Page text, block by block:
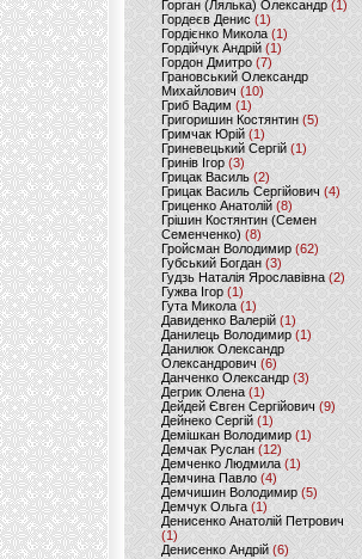
Горган (Лялька) Олександр(1)
Гордеєв Денис (1)
Гордієнко Микола (1)
Гордійчук Андрій (1)
Гордон Дмитро (7)
Грановський Олександр
Михайлович (10)
Гриб Вадим (1)
Григоришин Костянтин (5)
Гримчак Юрій(1)
Гриневецький Сергій(1)
Гринів Ігор (3)
Грицак Василь (2)
Грицак Василь Сергійович (4)
Гриценко Анатолій (8)
Грішин Костянтин (Семен
Семенченко)(8)
Гройсман Володимир(62)
Губський Богдан (3)
Гудзь Наталія Ярославівна(2)
Гужва Ігор (1)
Гута Микола (1)
Давиденко Валерій (1)
Данилець Володимир(1)
Данилюк Олександр
Олександрович (6)
Данченко Олександр (3)
Дегрик Олена(1)
Дейдей Євген Сергійович(9)
Дейнеко Сергій (1)
Демішкан Володимир(1)
Демчак Руслан (12)
Демченко Людмила (1)
Демчина Павло (4)
Демчишин Володимир (5)
Демчук Ольга(1)
Денисенко Анатолій Петрович
(1)
Денисенко Андрій (6)